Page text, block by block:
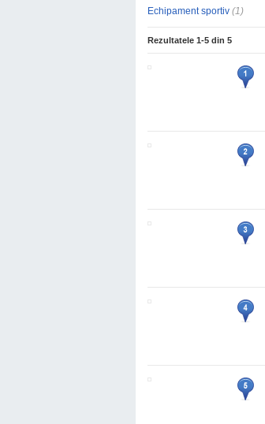
Echipament sportiv (1)
Rezultatele 1-5 din 5